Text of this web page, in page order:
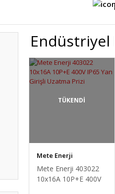
Endüstriyel
TÜKENDİ
Mete Enerji
Mete Enerji 403022
10x16A 10P+E 400V